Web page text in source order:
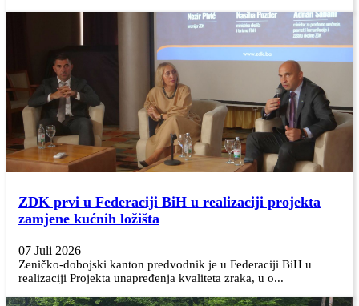
ZDK prvi u Federaciji BiH u realizaciji projekta
zamjene kućnih ložišta
07 Juli 2026
Zeničko-dobojski kanton predvodnik je u Federaciji BiH u
realizaciji Projekta unapređenja kvaliteta zraka, u o...